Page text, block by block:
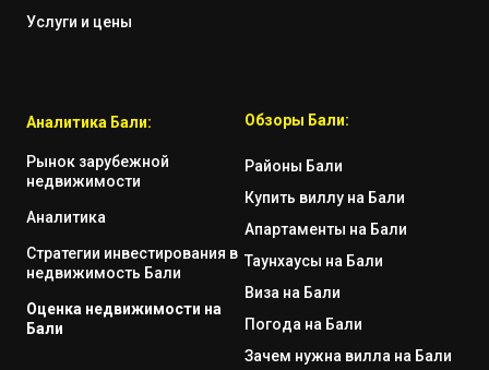
Услуги и цены
Аналитика Бали:
Рынок зарубежной
недвижимости
Аналитика
Стратегии инвестирования в
недвижимость Бали
Оценка недвижимости на
Бали
Обзоры Бали:
Районы Бали
Купить виллу на Бали
Апартаменты на Бали
Таунхаусы на Бали
Виза на Бали
Погода на Бали
Зачем нужна вилла на Бали